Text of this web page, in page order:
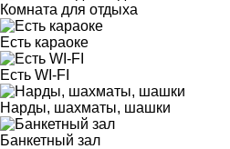
Комната для отдыха
Есть караоке
Есть WI-FI
Нарды, шахматы, шашки
Банкетный зал